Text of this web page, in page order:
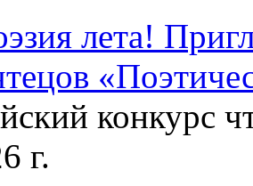
лета!
конкурс
г.